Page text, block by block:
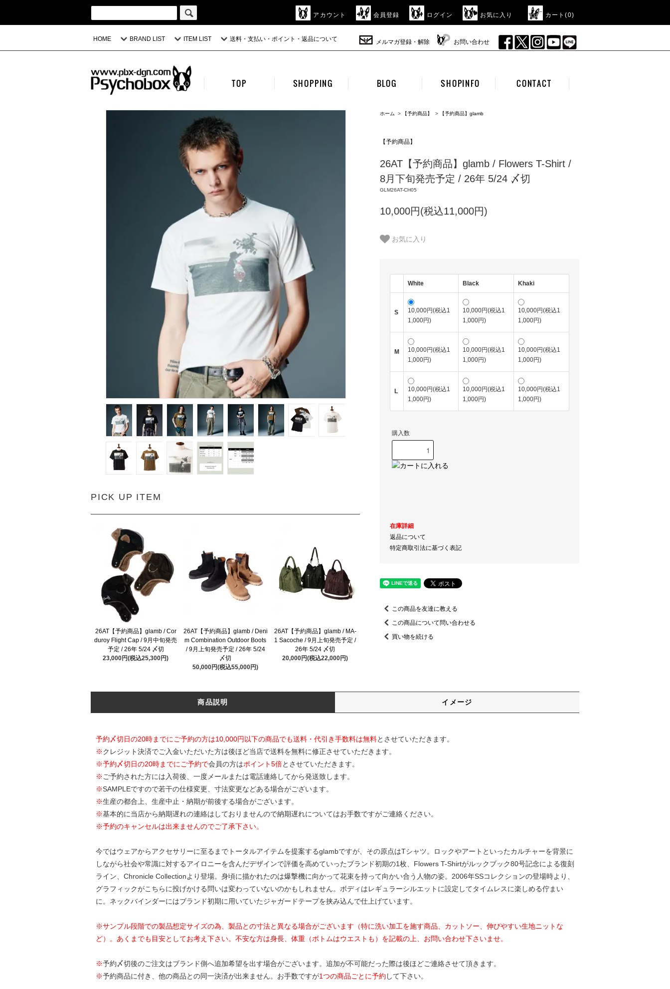
アカウント 会員登録 ログイン お気に入り カート(0)
HOME BRAND LIST ITEM LIST 送料・支払い・ポイント・返品について メルマガ登録・解除 お問い合わせ
TOP SHOPPING BLOG SHOPINFO CONTACT
PICK UP ITEM
26AT【予約商品】glamb / Cor
duroy Flight Cap / 9月中旬発売
予定 / 26年 5/24 〆切
23,000円(税込25,300円)
26AT【予約商品】glamb / Deni
m Combination Outdoor Boots
/ 9月上旬発売予定 / 26年 5/24
〆切
50,000円(税込55,000円)
26AT【予約商品】glamb / MA-
1 Sacoche / 9月上旬発売予定 /
26年 5/24 〆切
20,000円(税込22,000円)
ホーム > 【予約商品】 > 【予約商品】glamb
【予約商品】
26AT【予約商品】glamb / Flowers T-Shirt /
8月下旬発売予定 / 26年 5/24 〆切
GLM26AT-CH05
10,000円(税込11,000円)
お気に入り
White Black Khaki
S
10,000円(税込1
1,000円)
10,000円(税込1
1,000円)
10,000円(税込1
1,000円)
M
10,000円(税込1
1,000円)
10,000円(税込1
1,000円)
10,000円(税込1
1,000円)
L
10,000円(税込1
1,000円)
10,000円(税込1
1,000円)
10,000円(税込1
1,000円)
購入数
在庫詳細
返品について
特定商取引法に基づく表記
この商品を友達に教える
この商品について問い合わせる
買い物を続ける
商品説明 イメージ
予約〆切日の20時までにご予約の方は10,000円以下の商品でも送料・代引き手数料は無料とさせていただきます。
※クレジット決済でご入金いただいた方は後ほど当店で送料を無料に修正させていただきます。
※予約〆切日の20時までにご予約で会員の方はポイント5倍とさせていただきます。
※ ご予約された方には入荷後、一度メールまたは電話連絡してから発送致します。
※SAMPLEですので若干の仕様変更、寸法変更などある場合がございます。
※生産の都合上、生産中止・納期が前後する場合がございます。
※基本的に当店から納期遅れの連絡はしておりませんので納期遅れについてはお手数ですがご連絡ください。
※予約のキャンセルは出来ませんのでご了承下さい。
今ではウェアからアクセサリーに至るまでトータルアイテムを提案するglambですが、その原点はTシャツ。ロックやアートといったカルチャーを背景に
しながら社会や常識に対するアイロニーを含んだデザインで評価を高めていったブランド初期の1枚、Flowers T-Shirtがルックブック80号記念による復刻
ライン、Chronicle Collectionより登場。身頃に描かれたのは爆撃機に向かって花束を持って向かい合う人物の姿。2006年SSコレクションの登場時より、
グラフィックがこちらに投げかける問いは変わっていないのかもしれません。ボディはレギュラーシルエットに設定してタイムレスに楽しめる佇まい
に。ネックバインダーにはブランド初期に用いていたジャガードテープを挟み込んで仕上げています。
※サンプル段階での製品想定サイズの為、製品との寸法と異なる場合がございます（特に洗い加工を施す商品、カットソー、伸びやすい生地ニットな
ど）。あくまでも目安としてお考え下さい。不安な方は身長、体重（ボトムはウエストも）を記載の上、お問い合わせ下さいませ。
※予約〆切後のご注文はブランド側へ追加希望を出す場合がございます。追加が不可能だった際は後ほどご連絡させて頂きます。
※予約商品に付き、他の商品との同一決済が出来ません。お手数ですが1つの商品ごとに予約 して下さい。